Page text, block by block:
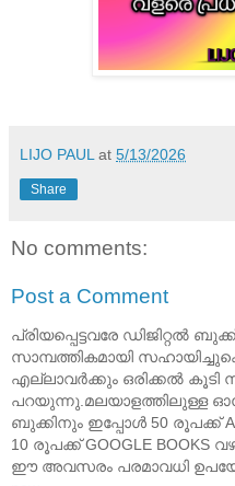
LIJO PAUL at 5/13/2026
Share
No comments:
Post a Comment
പ്രിയപ്പെട്ടവരേ ഡിജിറ്റൽ
സാമ്പത്തികമായി
എല്ലാവർക്കും ഒരിക്കൽ കൂടി
പറയുന്നു.മലയാളത്തിലുള്ള
ബുക്കിനും ഇപ്പോൾ 50 രൂപക്ക്
10 രൂപക്ക് GOOGLE BOOKS
ഈ അവസരം പരമാവധി